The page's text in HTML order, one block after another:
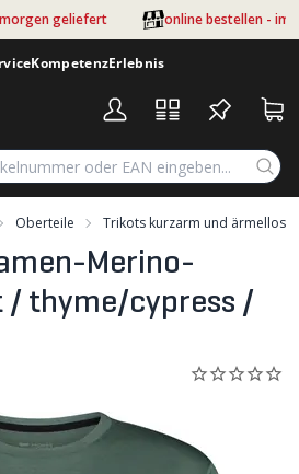
geliefert online bestellen - im
KompetenzErlebnis
Oberteile Trikots kurzarm und ärmellos
Merino-
/ thyme/cypress /